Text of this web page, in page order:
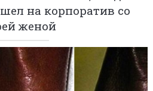
на корпоратив со
женой